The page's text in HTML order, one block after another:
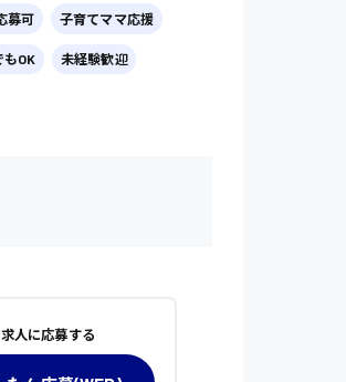
募可 子育てママ応援
もOK 未経験歓迎
人に応募する